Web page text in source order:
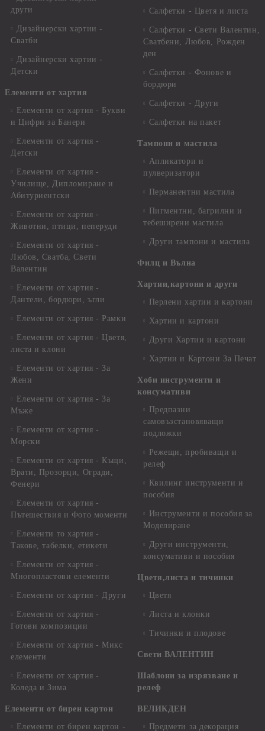
други
Дизайнерски хартии -
Сватби
Дизайнерски хартии -
Детски
Елементи от хартия
Елементи от хартия - Букви
и Цифри за Банери
Елементи от хартия -
Детски
Елементи от хартия -
Училище, Дипломиране и
Абитуриентски
Елементи от хартия -
Животни, птици, пеперуди
Елементи от хартия -
Любов, Сватба, Свети
Валентин
Елементи от хартия -
Дантели, бордюри, ъгли
Елементи от хартия - Рамки
Елементи от хартия - Цветя,
листа и клони
Елементи от хартия - За
Жени
Елементи от хартия - За
Мъже
Елементи от хартия -
Морски
Елементи от хартия - Къщи,
Врати, Прозорци, Огради,
Фенери
Елементи от хартия -
Пътешествия и Фото моменти
Елементи то хартия -
Такове, табелки, етикети
Елементи от хартия -
Многопластови елементи
Елементи от хартия - Други
Елементи от хартия -
Готови композиции
Елементи от хартия - Микс
елементи
Елементи от хартия -
Коледа и Зима
Елементи от бирен картон
Елементи от бирен картон -
Салфетки - Цветя и листа
Салфетки - Свети Валентин,
Сватбени, Любов, Рожден
ден
Салфетки - Фонове и
бордюри
Салфетки - Други
Салфетки на пакет
Тампони и мастила
Апликатори и
пулверизатори
Перманентни мастила
Пигментни, багрилни и
тебеширени мастила
Други тампони и мастила
Филц и Вълна
Хартии,картони и други
Перлени хартии и картони
Хартии и картони
Други Хартии и картони
Хартии и Картони За Печат
Хоби инструменти и
консумативи
Предпазни
самовъзстановяващи
подложки
Режещи, пробиващи и
релеф
Квилинг инструменти и
пособия
Инструменти и пособия за
Моделиране
Други инструменти,
консумативи и пособия
Цветя,листа и тичинки
Цветя
Листа и клонки
Тичинки и плодове
Свети ВАЛЕНТИН
Шаблони за изрязване и
релеф
ВЕЛИКДЕН
Предмети за декорация